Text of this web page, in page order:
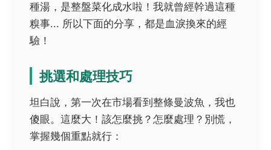
種湯，是整盤菜化成水啦！我就曾經幹過這種
糗事... 所以下面的分享，都是血淚換來的經
驗！
挑選和處理技巧
坦白說，第一次在市場看到整條曼波魚，我也
傻眼。這麼大！該怎麼挑？怎麼處理？別慌，
掌握幾個重點就行：